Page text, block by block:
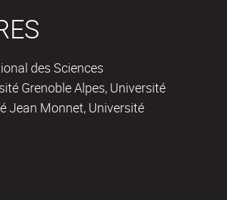
des Sciences
Grenoble Alpes, Université
Jean Monnet, Université